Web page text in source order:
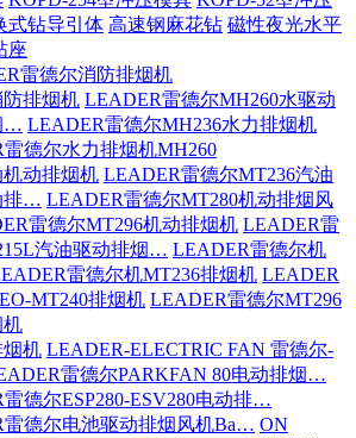
式钻导引体 高速钢麻花钻 磁性夜光水平
座
雷德尔消防排烟机
排烟机 LEADER雷德尔MH260水驱动
… LEADER雷德尔MH236水力排烟机
德尔水力排烟机MH260
动排烟机 LEADER雷德尔MT236汽油
排… LEADER雷德尔MT280机动排烟风
雷德尔MT296机动排烟机 LEADER雷
汽油驱动排烟… LEADER雷德尔机
雷德尔机MT236排烟机 LEADER
MT240排烟机 LEADER雷德尔MT296
机
烟机 LEADER-ELECTRIC FAN 雷德尔-
雷德尔PARKFAN 80电动排烟…
德尔ESP280-ESV280电动排…
雷德尔电池驱动排烟风机Ba… ON